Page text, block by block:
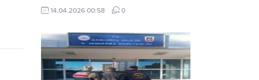
TL olan eşyaları çalan şüpheliler,
jandarmanın başarılı operasyonuyla
şüpheliden 2’si tutuklanarak cezaevine
gönderildi. Haber Merkezi – Şanlıurfa İl
Jandarma Komutanlığı, “Faili Meçhul
Hırsızlık Olaylarının Aydınlatılmasına”
14.04.2026 00:58 0